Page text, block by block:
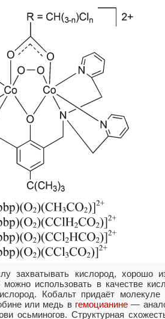
захватывать кислород, хорошо
использовать в качестве
Кобальт придаёт
или медь в гемоцианине —
осьминогов. Структурная